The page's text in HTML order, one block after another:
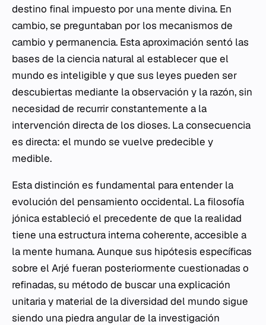
destino final impuesto por una mente divina. En
cambio, se preguntaban por los mecanismos de
cambio y permanencia. Esta aproximación sentó las
bases de la ciencia natural al establecer que el
mundo es inteligible y que sus leyes pueden ser
descubiertas mediante la observación y la razón, sin
necesidad de recurrir constantemente a la
intervención directa de los dioses. La consecuencia
es directa: el mundo se vuelve predecible y
medible.
Esta distinción es fundamental para entender la
evolución del pensamiento occidental. La filosofía
jónica estableció el precedente de que la realidad
tiene una estructura interna coherente, accesible a
la mente humana. Aunque sus hipótesis específicas
sobre elArjé fueran posteriormente cuestionadas o
refinadas, su método de buscar una explicación
unitaria y material de la diversidad del mundo sigue
siendo una piedra angular de la investigación